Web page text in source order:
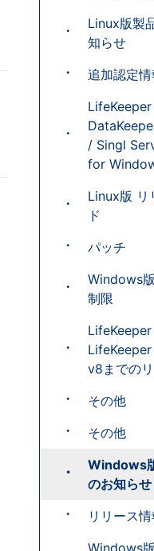
Linux版製
知らせ
追加認定情
/ Singl
for
Linux版 リ
ド
パッチ
Windows
制限
v8までの
その他
その他
Windows
のお知らせ
リリース情
Windows